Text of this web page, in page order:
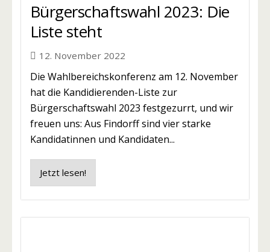
Bürgerschaftswahl 2023: Die
Liste steht
12. November 2022
Die Wahlbereichskonferenz am 12. November
hat die Kandidierenden-Liste zur
Bürgerschaftswahl 2023 festgezurrt, und wir
freuen uns: Aus Findorff sind vier starke
Kandidatinnen und Kandidaten...
Jetzt lesen!